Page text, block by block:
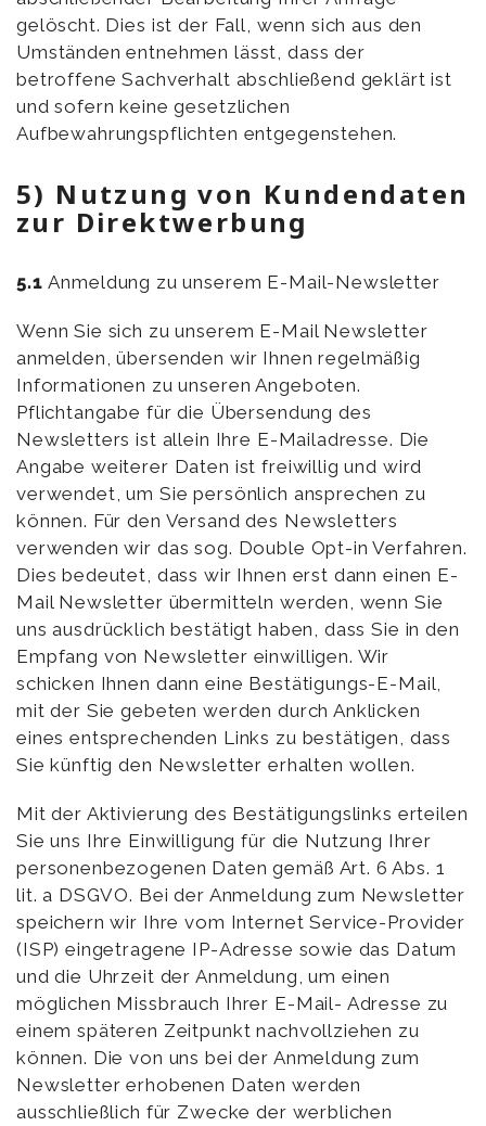
gelöscht. Dies ist der Fall, wenn sich aus den
Umständen entnehmen lässt, dass der
betroffene Sachverhalt abschließend geklärt ist
und sofern keine gesetzlichen
Aufbewahrungspflichten entgegenstehen.
5) Nutzung von Kundendaten
zur Direktwerbung
5.1 Anmeldung zu unserem E-Mail-Newsletter
Wenn Sie sich zu unserem E-Mail Newsletter
anmelden, übersenden wir Ihnen regelmäßig
Informationen zu unseren Angeboten.
Pflichtangabe für die Übersendung des
Newsletters ist allein Ihre E-Mailadresse. Die
Angabe weiterer Daten ist freiwillig und wird
verwendet, um Sie persönlich ansprechen zu
können. Für den Versand des Newsletters
verwenden wir das sog. Double Opt-in Verfahren.
Dies bedeutet, dass wir Ihnen erst dann einen E-
Mail Newsletter übermitteln werden, wenn Sie
uns ausdrücklich bestätigt haben, dass Sie in den
Empfang von Newsletter einwilligen. Wir
schicken Ihnen dann eine Bestätigungs-E-Mail,
mit der Sie gebeten werden durch Anklicken
eines entsprechenden Links zu bestätigen, dass
Sie künftig den Newsletter erhalten wollen.
Mit der Aktivierung des Bestätigungslinks erteilen
Sie uns Ihre Einwilligung für die Nutzung Ihrer
personenbezogenen Daten gemäß Art. 6 Abs. 1
lit. a DSGVO. Bei der Anmeldung zum Newsletter
speichern wir Ihre vom Internet Service-Provider
(ISP) eingetragene IP-Adresse sowie das Datum
und die Uhrzeit der Anmeldung, um einen
möglichen Missbrauch Ihrer E-Mail- Adresse zu
einem späteren Zeitpunkt nachvollziehen zu
können. Die von uns bei der Anmeldung zum
Newsletter erhobenen Daten werden
ausschließlich für Zwecke der werblichen